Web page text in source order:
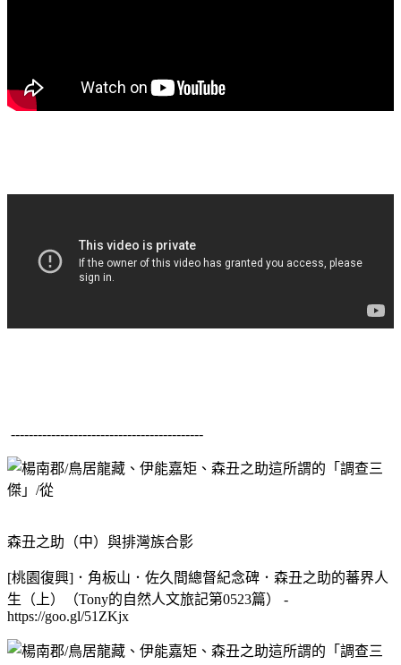
-------------------------------------------
森丑之助（中）與排灣族合影
[桃園復興]．角板山．佐久間總督紀念碑．森丑之助的蕃界人
生（上）（Tony的自然人文旅記第0523篇） -
https://goo.gl/51ZKjx